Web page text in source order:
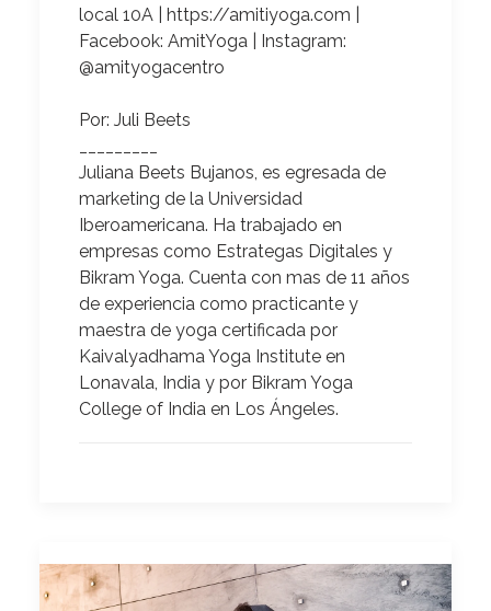
local 10A
https://amitiyoga.com
Facebook: AmitYoga | Instagram:
@amityogacentro
Por: Juli Beets
Juliana Beets Bujanos, es egresada de
marketing de la Universidad
Iberoamericana. Ha trabajado en
empresas como Estrategas Digitales y
Bikram Yoga. Cuenta con mas de 11 años
de experiencia como practicante y
maestra de yoga certificada por
Kaivalyadhama Yoga Institute en
Lonavala, India y por Bikram Yoga
College of India en Los Ángeles.